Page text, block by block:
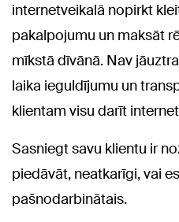
internetveikalā nopirkt
pakalpojumu un maksāt
mīkstā dīvānā. Nav
laika ieguldījumu un
klientam visu darīt
Sasniegt savu klientu ir
piedāvāt, neatkarīgi, vai
pašnodarbinātais.